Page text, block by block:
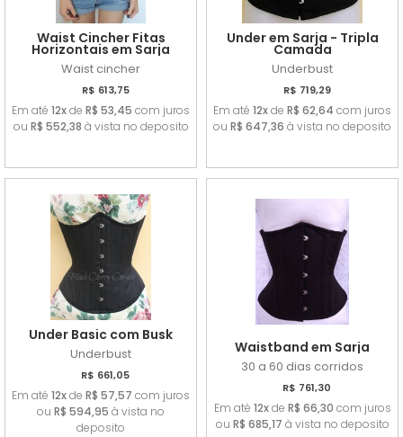
Waist Cincher Fitas
Horizontais em Sarja
Waist cincher
R$ 613,75
Em até 12xde R$ 53,45 com juros
ou R$ 552,38 à vista no deposito
Under em Sarja - Tripla
Camada
Underbust
R$ 719,29
Em até 12xde R$ 62,64 com juros
ou R$ 647,36 à vista no deposito
Under Basic com Busk
Underbust
R$ 661,05
Em até 12xde R$ 57,57 com juros
ou R$ 594,95 à vista no
deposito
Waistband em Sarja
30 a 60 dias corridos
R$ 761,30
Em até 12xde R$ 66,30 com juros
ou R$ 685,17 à vista no deposito